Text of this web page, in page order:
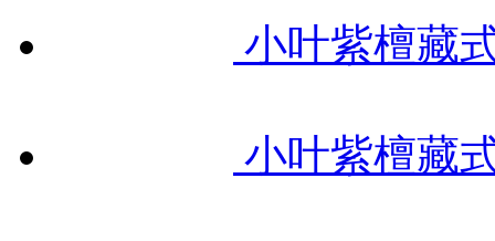
小叶紫檀藏
小叶紫檀藏